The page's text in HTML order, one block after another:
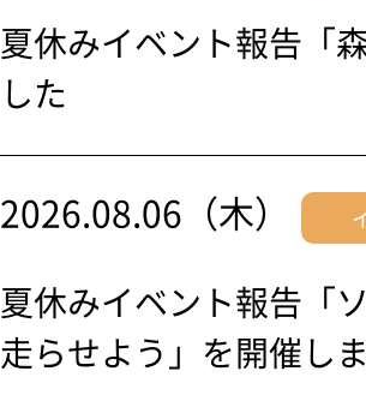
夏休みイベント報告「
した
2026.08.06（木）
夏休みイベント報告「
走らせよう」を開催し